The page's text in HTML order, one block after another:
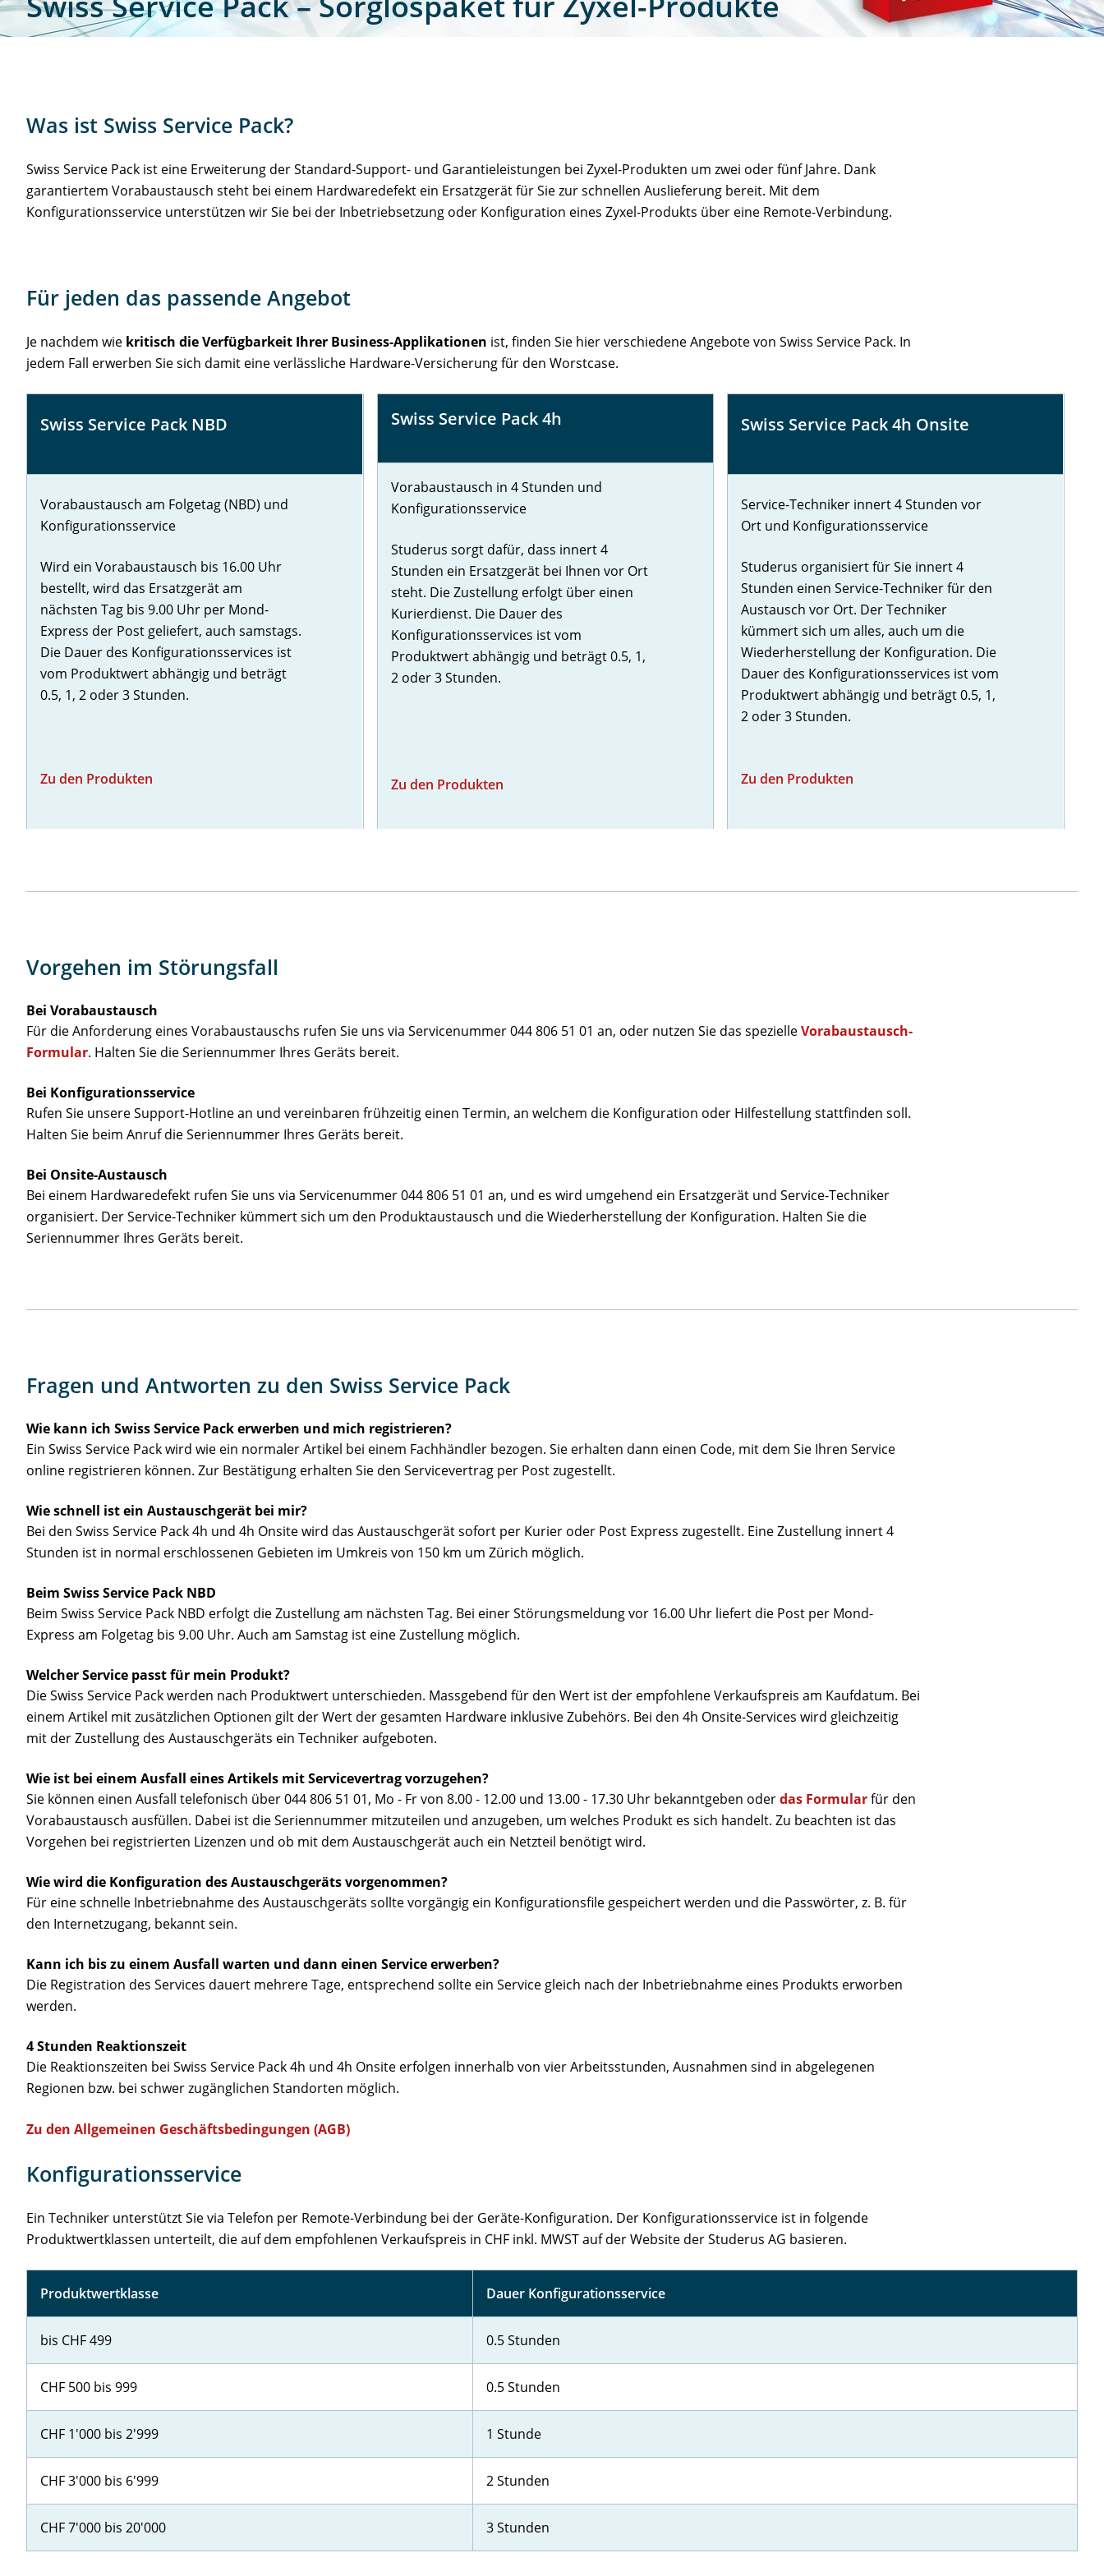
Modem / Router
Netzwerk-Management
VoIP-Telefonie
Promotionen
WLAN-Ausmessung
1:1-Web-Demo
Sprechstunde
Webinaraufzeichnungen
CTS
Jabra
Robustel
Snom
Yealink
Wildix
Kursleitung
ZCNE-Anmeldung
Was ist Swiss Service Pack?
Swiss Service Pack ist eine Erweiterung der Standard-Support- und Garantieleistungen bei Zyxel-Produkten um zwei oder fünf Jahre. Dank
garantiertem Vorabaustausch steht bei einem Hardwaredefekt ein Ersatzgerät für Sie zur schnellen Auslieferung bereit. Mit dem
Konfigurationsservice unterstützen wir Sie bei der Inbetriebsetzung oder Konfiguration eines Zyxel-Produkts über eine Remote-Verbindung.
Für jeden das passende Angebot
Je nachdem wie kritisch die Verfügbarkeit Ihrer Business-Applikationen ist, finden Sie hier verschiedene Angebote von Swiss Service Pack. In
jedem Fall erwerben Sie sich damit eine verlässliche Hardware-Versicherung für den Worstcase.
Swiss Service Pack NBD
Vorabaustausch am Folgetag (NBD) und
Konfigurationsservice
Wird ein Vorabaustausch bis 16.00 Uhr
bestellt, wird das Ersatzgerät am
nächsten Tag bis 9.00 Uhr per Mond-
Express der Post geliefert, auch samstags.
Die Dauer des Konfigurationsservices ist
vom Produktwert abhängig und beträgt
0.5, 1, 2 oder 3 Stunden.
Zu den Produkten
Swiss Service Pack 4h
Vorabaustausch in 4 Stunden und
Konfigurationsservice
Studerus sorgt dafür, dass innert 4
Stunden ein Ersatzgerät bei Ihnen vor Ort
steht. Die Zustellung erfolgt über einen
Kurierdienst. Die Dauer des
Konfigurationsservices ist vom
Produktwert abhängig und beträgt 0.5, 1,
2 oder 3 Stunden.
Zu den Produkten
Swiss Service Pack 4h Onsite
Service-Techniker innert 4 Stunden vor
Ort und Konfigurationsservice
Studerus organisiert für Sie innert 4
Stunden einen Service-Techniker für den
Austausch vor Ort. Der Techniker
kümmert sich um alles, auch um die
Wiederherstellung der Konfiguration. Die
Dauer des Konfigurationsservices ist vom
Produktwert abhängig und beträgt 0.5, 1,
2 oder 3 Stunden.
Zu den Produkten
Vorgehen im Störungsfall
Bei Vorabaustausch
Für die Anforderung eines Vorabaustauschs rufen Sie uns via Servicenummer 044 806 51 01 an, oder nutzen Sie das spezielleVorabaustausch-
Formular. Halten Sie die Seriennummer Ihres Geräts bereit.
Bei Konfigurationsservice
Rufen Sie unsere Support-Hotline an und vereinbaren frühzeitig einen Termin, an welchem die Konfiguration oder Hilfestellung stattfinden soll.
Halten Sie beim Anruf die Seriennummer Ihres Geräts bereit.
Bei Onsite-Austausch
Bei einem Hardwaredefekt rufen Sie uns via Servicenummer 044 806 51 01 an, und es wird umgehend ein Ersatzgerät und Service-Techniker
organisiert. Der Service-Techniker kümmert sich um den Produktaustausch und die Wiederherstellung der Konfiguration. Halten Sie die
Seriennummer Ihres Geräts bereit.
Fragen und Antworten zu den Swiss Service Pack
Wie kann ich Swiss Service Pack erwerben und mich registrieren?
Ein Swiss Service Pack wird wie ein normaler Artikel bei einem Fachhändler bezogen. Sie erhalten dann einen Code, mit dem Sie Ihren Service
online registrieren können. Zur Bestätigung erhalten Sie den Servicevertrag per Post zugestellt.
Wie schnell ist ein Austauschgerät bei mir?
Bei den Swiss Service Pack 4h und 4h Onsite wird das Austauschgerät sofort per Kurier oder Post Express zugestellt. Eine Zustellung innert 4
Stunden ist in normal erschlossenen Gebieten im Umkreis von 150 km um Zürich möglich.
Beim Swiss Service Pack NBD
Beim Swiss Service Pack NBD erfolgt die Zustellung am nächsten Tag. Bei einer Störungsmeldung vor 16.00 Uhr liefert die Post per Mond-
Express am Folgetag bis 9.00 Uhr. Auch am Samstag ist eine Zustellung möglich.
Welcher Service passt für mein Produkt?
Die Swiss Service Pack werden nach Produktwert unterschieden. Massgebend für den Wert ist der empfohlene Verkaufspreis am Kaufdatum. Bei
einem Artikel mit zusätzlichen Optionen gilt der Wert der gesamten Hardware inklusive Zubehörs. Bei den 4h Onsite-Services wird gleichzeitig
mit der Zustellung des Austauschgeräts ein Techniker aufgeboten.
Wie ist bei einem Ausfall eines Artikels mit Servicevertrag vorzugehen?
Sie können einen Ausfall telefonisch über 044 806 51 01, Mo - Fr von 8.00 - 12.00 und 13.00 - 17.30 Uhr bekanntgeben oderdas Formularfür den
Vorabaustausch ausfüllen. Dabei ist die Seriennummer mitzuteilen und anzugeben, um welches Produkt es sich handelt. Zu beachten ist das
Vorgehen bei registrierten Lizenzen und ob mit dem Austauschgerät auch ein Netzteil benötigt wird.
Wie wird die Konfiguration des Austauschgeräts vorgenommen?
Für eine schnelle Inbetriebnahme des Austauschgeräts sollte vorgängig ein Konfigurationsfile gespeichert werden und die Passwörter, z. B. für
den Internetzugang, bekannt sein.
Kann ich bis zu einem Ausfall warten und dann einen Service erwerben?
Die Registration des Services dauert mehrere Tage, entsprechend sollte ein Service gleich nach der Inbetriebnahme eines Produkts erworben
werden.
4 Stunden Reaktionszeit
Die Reaktionszeiten bei Swiss Service Pack 4h und 4h Onsite erfolgen innerhalb von vier Arbeitsstunden, Ausnahmen sind in abgelegenen
Regionen bzw. bei schwer zugänglichen Standorten möglich.
Zu den Allgemeinen Geschäftsbedingungen (AGB)
Konfigurationsservice
Ein Techniker unterstützt Sie via Telefon per Remote-Verbindung bei der Geräte-Konfiguration. Der Konfigurationsservice ist in folgende
Produktwertklassen unterteilt, die auf dem empfohlenen Verkaufspreis in CHF inkl. MWST auf der Website der Studerus AG basieren.
Produktwertklasse Dauer Konfigurationsservice
bis CHF 499 0.5 Stunden
CHF 500 bis 999 0.5 Stunden
CHF 1'000 bis 2'999 1 Stunde
CHF 3'000 bis 6'999 2 Stunden
CHF 7'000 bis 20'000 3 Stunden